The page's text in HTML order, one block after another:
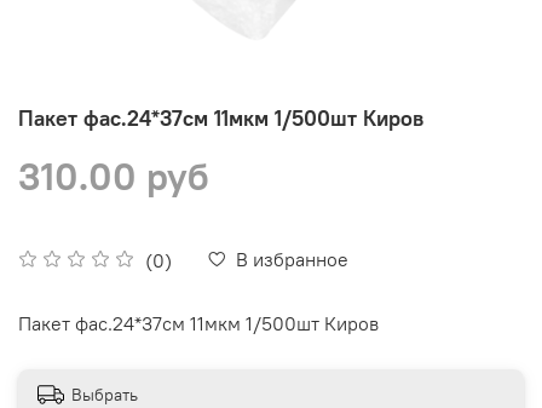
Пакет фас.24*37см 11мкм 1/500шт Киров
(0) В избранное
310.00 руб
Пакет фас.24*37см 11мкм 1/500шт Киров
Выбрать